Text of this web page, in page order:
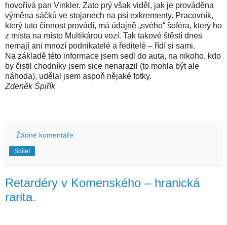
hovořívá pan Vinkler. Zato prý však viděl, jak je prováděna
výměna sáčků ve stojanech na psí exkrementy. Pracovník,
který tuto činnost provádí, má údajně „svého“ šoféra, který ho
z místa na místo Multikárou vozí. Tak takové štěstí dnes
nemají ani mnozí podnikatelé a ředitelé – řídí si sami.
Na základě této informace jsem sedl do auta, na nikoho, kdo
by čistil chodníky jsem sice nenarazil (to mohla být ale
náhoda), udělal jsem aspoň nějaké fotky.
Zdeněk Špiřík
Žádné komentáře:
Sdílet
Retardéry v Komenského – hranická
rarita.